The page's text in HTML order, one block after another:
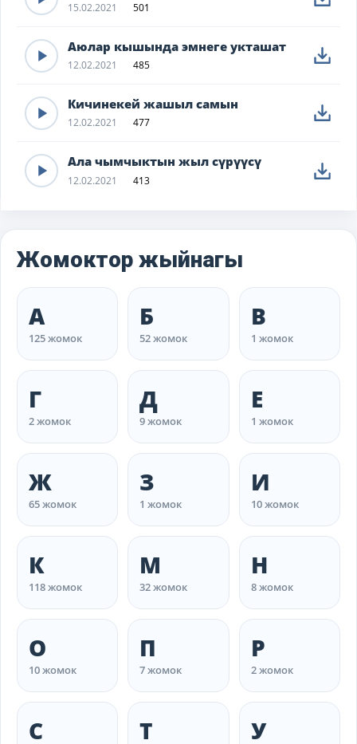
15.02.2021 501
Аюлар кышында эмнеге укташат
12.02.2021 485
Кичинекей жашыл самын
12.02.2021 477
Ала чымчыктын жыл сүрүүсү
12.02.2021 413
Жомоктор жыйнагы
А
125 жомок
Б
52 жомок
В
1 жомок
Г
2 жомок
Д
9 жомок
Е
1 жомок
Ж
65 жомок
З
1 жомок
И
10 жомок
К
118 жомок
М
32 жомок
Н
8 жомок
О
10 жомок
П
7 жомок
Р
2 жомок
С Т У